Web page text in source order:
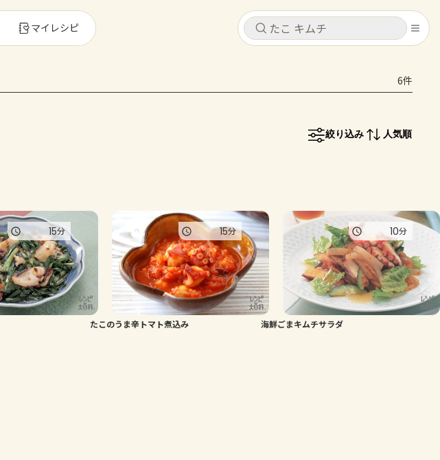
キャンセル
ログインするとレシピを保存できます
コンテンツ
レシピ
トーク
よくあるお問い合わせ
キャンセル
レシピ コンテンツ
マイレシピ
6件
絞り込み 人気順
15分
たこのうま辛トマト煮込み
15分
海鮮ごまキムチサラダ
10分